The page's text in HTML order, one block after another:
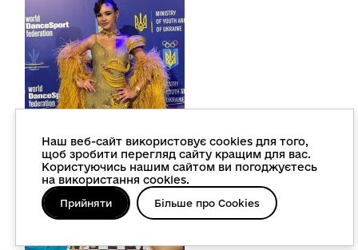
Наш веб-сайт використовує cookies для того,
щоб зробити перегляд сайту кращим для вас.
Користуючись нашим сайтом ви погоджуєтесь
на використання cookies.
Прийняти Більше про Cookies